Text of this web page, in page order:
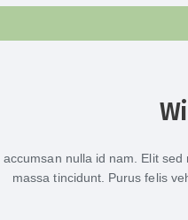
accumsan nulla id nam. Elit
massa tincidunt. Purus felis